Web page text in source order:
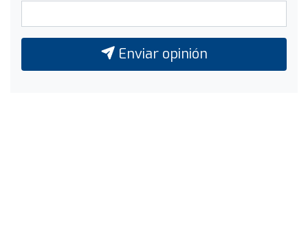
Enviar opinión